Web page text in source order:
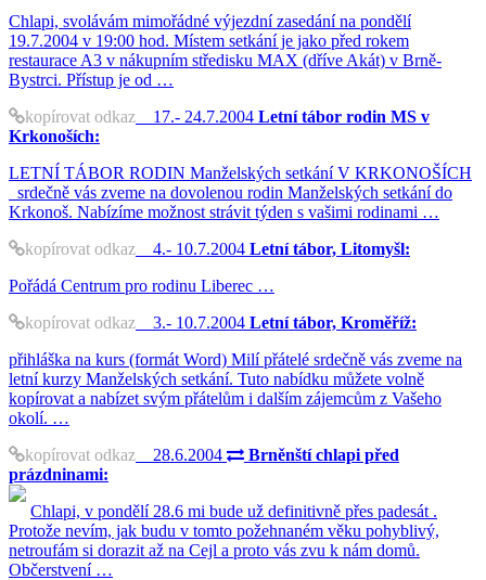
Chlapi, svolávám mimořádné výjezdní zasedání na pondělí
19.7.2004 v 19:00 hod. Místem setkání je jako před rokem
restaurace A3 v nákupním středisku MAX (dříve Akát) v Brně-
Bystrci. Přístup je od …
kopírovat odkaz 17.- 24.7.2004 Letní tábor rodin MS v
Krkonoších:
LETNÍ TÁBOR RODIN Manželských setkání V KRKONOŠÍCH
srdečně vás zveme na dovolenou rodin Manželských setkání do
Krkonoš. Nabízíme možnost strávit týden s vašimi rodinami …
kopírovat odkaz 4.- 10.7.2004 Letní tábor, Litomyšl:
Pořádá Centrum pro rodinu Liberec …
kopírovat odkaz 3.- 10.7.2004 Letní tábor, Kroměříž:
přihláška na kurs (formát Word) Milí přátelé srdečně vás zveme na
letní kurzy Manželských setkání. Tuto nabídku můžete volně
kopírovat a nabízet svým přátelům i dalším zájemcům z Vašeho
okolí. …
kopírovat odkaz 28.6.2004
Brněnští chlapi před
prázdninami:
Chlapi, v pondělí 28.6 mi bude už definitivně přes padesát .
Protože nevím, jak budu v tomto požehnaném věku pohyblivý,
netroufám si dorazit až na Cejl a proto vás zvu k nám domů.
Občerstvení …